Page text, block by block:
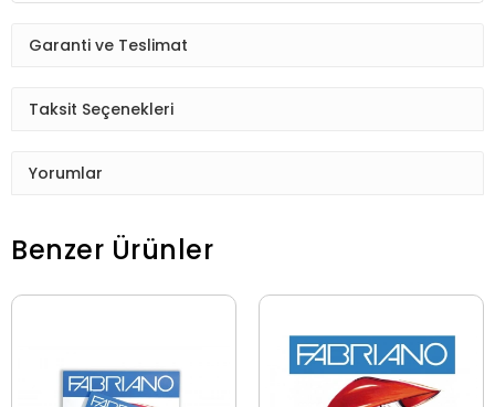
Garanti ve Teslimat
Taksit Seçenekleri
Yorumlar
Benzer Ürünler